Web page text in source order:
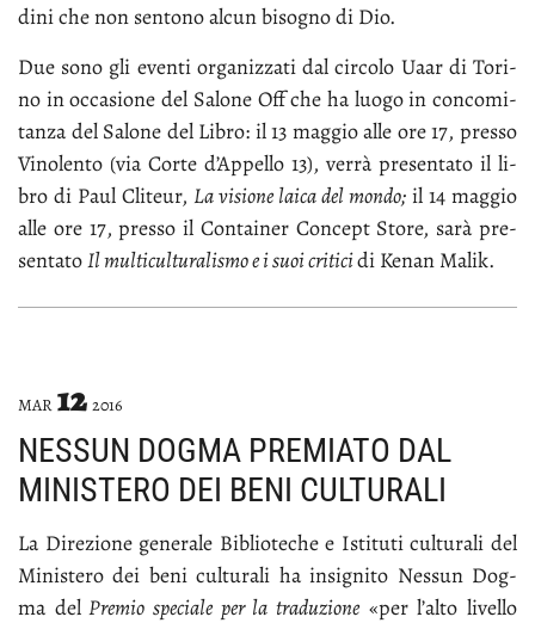
di­ni che non sen­to­no al­cun bi­so­gno di Dio.
Due so­no gli even­ti or­ga­niz­za­ti dal cir­co­lo Uaar di To­ri­
no in oc­ca­sio­ne del Sa­lo­ne Off che ha luo­go in con­co­mi­
tan­za del Sa­lo­ne del Li­bro: il 13 mag­gio al­le ore 17, pres­so
Vi­no­len­to (via Cor­te d’Ap­pel­lo 13), ver­rà pre­sen­ta­to il li­
bro di Paul Cli­teur, La vi­sio­ne lai­ca del mon­do; il 14 mag­gio
al­le ore 17, pres­so il Con­tai­ner Con­cept Sto­re, sa­rà pre­
sen­ta­toIl mul­ti­cul­tu­ra­li­smo e i suoi cri­ti­cidi Ke­nan Ma­lik.
MAR 12 2016
NESSUN DOGMA PREMIATO DAL
MINISTERO DEI BENI CULTURALI
La Di­re­zio­ne ge­ne­ra­le Bi­blio­te­che e Isti­tu­ti cul­tu­ra­li del
Mi­ni­ste­ro dei be­ni cul­tu­ra­li ha in­si­gni­to Nes­sun Dog­
ma delPre­mio spe­cia­le per la tra­du­zio­ne «per l’al­to li­vel­lo